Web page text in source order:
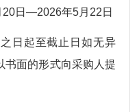
20日—2026年5月22日
日起至截止日如无异
书面的形式向采购人提